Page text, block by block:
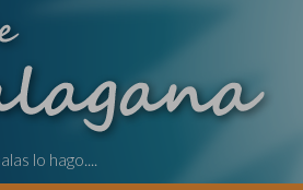
lo hago....